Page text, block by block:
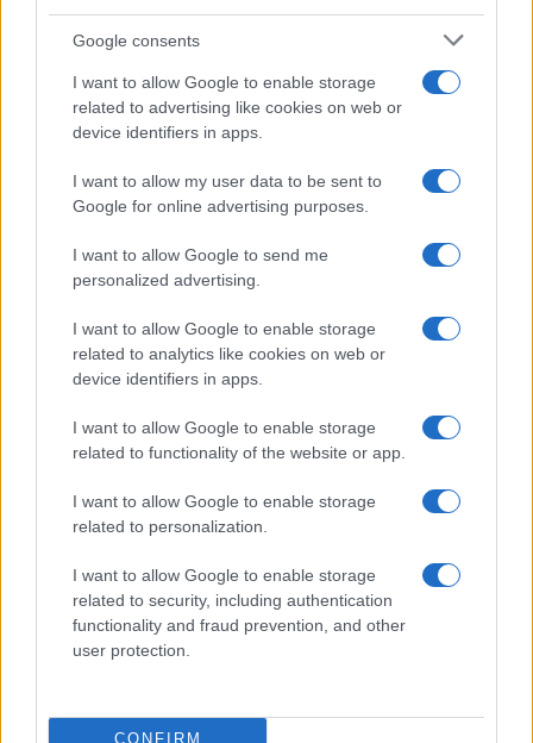
Google consents
I want to allow Google to enable storage
related to advertising like cookies on web or
device identifiers in apps.
I want to allow my user data to be sent to
Google for online advertising purposes.
I want to allow Google to send me
personalized advertising.
I want to allow Google to enable storage
related to analytics like cookies on web or
device identifiers in apps.
I want to allow Google to enable storage
related to functionality of the website or app.
I want to allow Google to enable storage
related to personalization.
I want to allow Google to enable storage
related to security, including authentication
functionality and fraud prevention, and other
user protection.
CONFIRM